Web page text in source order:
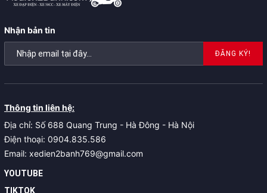
Nhận bản tin
ĐĂNG KÝ!
Thông tin liên hệ:
Địa chỉ: Số 688 Quang Trung - Hà Đông - Hà Nội
Điện thoại: 0904.835.586
Email: xedien2banh769@gmail.com
YOUTUBE
TIKTOK